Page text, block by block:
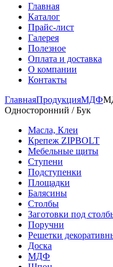
Главная
Каталог
Прайс-лист
Галерея
Полезное
Оплата и доставка
О компании
Контакты
ГлавнаяПродукцияМДФ
Односторонний / Бук
Масла, Клеи
Крепеж ZIPBOLT
Мебельные щиты
Ступени
Подступенки
Площадки
Балясины
Столбы
Заготовки под
Поручни
Решетки
Доска
МДФ